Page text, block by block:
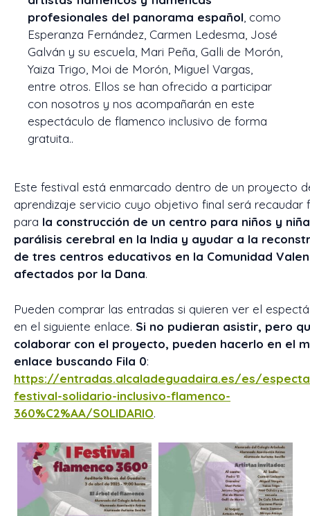
profesionales del panorama español , como
Esperanza Fernández, Carmen Ledesma, José
Galván y su escuela, Mari Peña, Galli de Morón,
Yaiza Trigo, Moi de Morón, Miguel Vargas,
entre otros. Ellos se han ofrecido a participar
con nosotros y nos acompañarán en este
espectáculo de flamenco inclusivo de forma
gratuita..
Este festival está enmarcado dentro de un proyecto
aprendizaje servicio cuyo objetivo final será recaudar
para la construcción de un centro para niños y
parálisis cerebral en la India y ayudar a la
de tres centros educativos en la Comunidad
afectados por la Dana.
Pueden comprar las entradas si quieren ver el
en el siguiente enlace. Si no pudieran asistir, pero
colaborar con el proyecto, pueden hacerlo en el
enlace buscando Fila 0:
https://entradas.alcaladeguadaira.es/es/
festival-solidario-inclusivo-flamenco-
360%C2%AA/SOLIDARIO.